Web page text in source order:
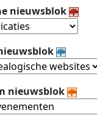
nieuwsblok
nieuwsblok